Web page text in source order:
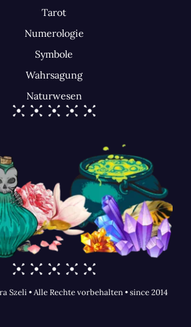
Tarot
Numerologie
Symbole
Wahrsagung
Naturwesen
Szeli • Alle Rechte vorbehalten • since 2014